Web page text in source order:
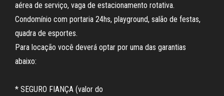
aérea de serviço, vaga de estacionamento rotativa.
Condomínio com portaria 24hs, playground, salão de festas,
quadra de esportes.
Para locação você deverá optar por uma das garantias
abaixo:
* SEGURO FIANÇA (valor do